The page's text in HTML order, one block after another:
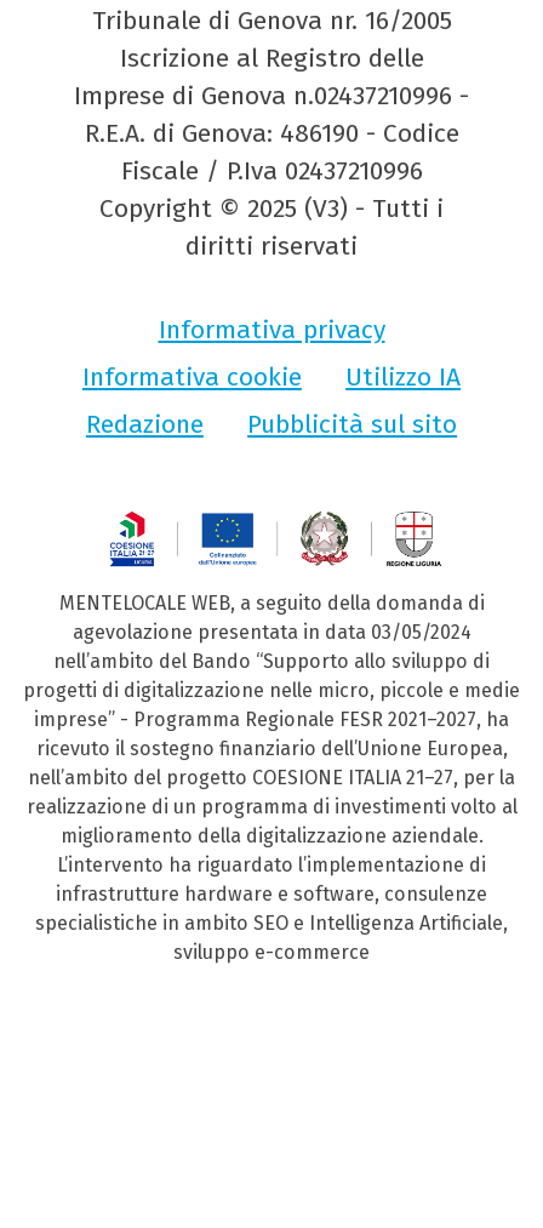
Tribunale di Genova nr. 16/2005
Iscrizione al Registro delle
Imprese di Genova n.02437210996 -
R.E.A. di Genova: 486190 - Codice
Fiscale / P.Iva 02437210996
Copyright © 2025 (V3) - Tutti i
diritti riservati
Informativa privacy
Informativa cookie
Utilizzo IA
Redazione
Pubblicità sul sito
MENTELOCALE WEB, a seguito della domanda di
agevolazione presentata in data 03/05/2024
nell’ambito del Bando “Supporto allo sviluppo di
progetti di digitalizzazione nelle micro, piccole e medie
imprese” - Programma Regionale FESR 2021–2027, ha
ricevuto il sostegno finanziario dell’Unione Europea,
nell’ambito del progetto COESIONE ITALIA 21–27, per la
realizzazione di un programma di investimenti volto al
miglioramento della digitalizzazione aziendale.
L’intervento ha riguardato l’implementazione di
infrastrutture hardware e software, consulenze
specialistiche in ambito SEO e Intelligenza Artificiale,
sviluppo e-commerce